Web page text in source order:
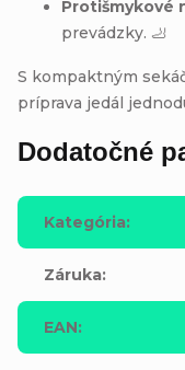
Protišmykové
prevádzky. 🦶
S kompaktným
príprava jedál
Dodatočné
Kategória:
Záruka:
EAN: